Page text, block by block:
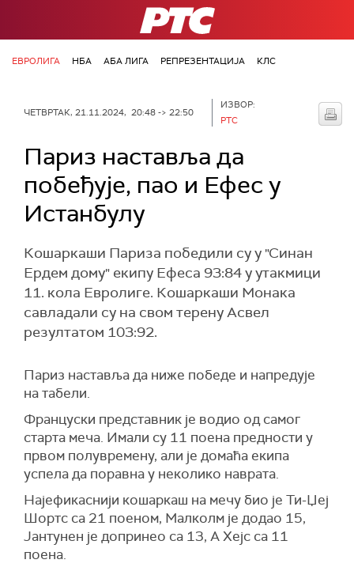
РТС
ЕВРОЛИГА НБА АБА ЛИГА РЕПРЕЗЕНТАЦИЈА КЛС
ЧЕТВРТАК, 21.11.2024, 20:48 -> 22:50
ИЗВОР:
РТС
Париз наставља да
побеђује, пао и Ефес у
Истанбулу
Кошаркаши Париза победили су у "Синан
Ердем дому" екипу Ефеса 93:84 у утакмици
11. кола Евролиге. Кошаркаши Монака
савладали су на свом терену Асвел
резултатом 103:92.
Париз наставља да ниже победе и напредује
на табели.
Француски представник је водио од самог
старта меча. Имали су 11 поена предности у
првом полувремену, али је домаћа екипа
успела да поравна у неколико наврата.
Најефикаснији кошаркаш на мечу био је Ти-Џеј
Шортс са 21 поеном, Малколм је додао 15,
Јантунен је допринео са 13, А Хејс са 11
поена.